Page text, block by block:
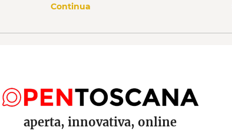
Continua
aperta, innovativa, online